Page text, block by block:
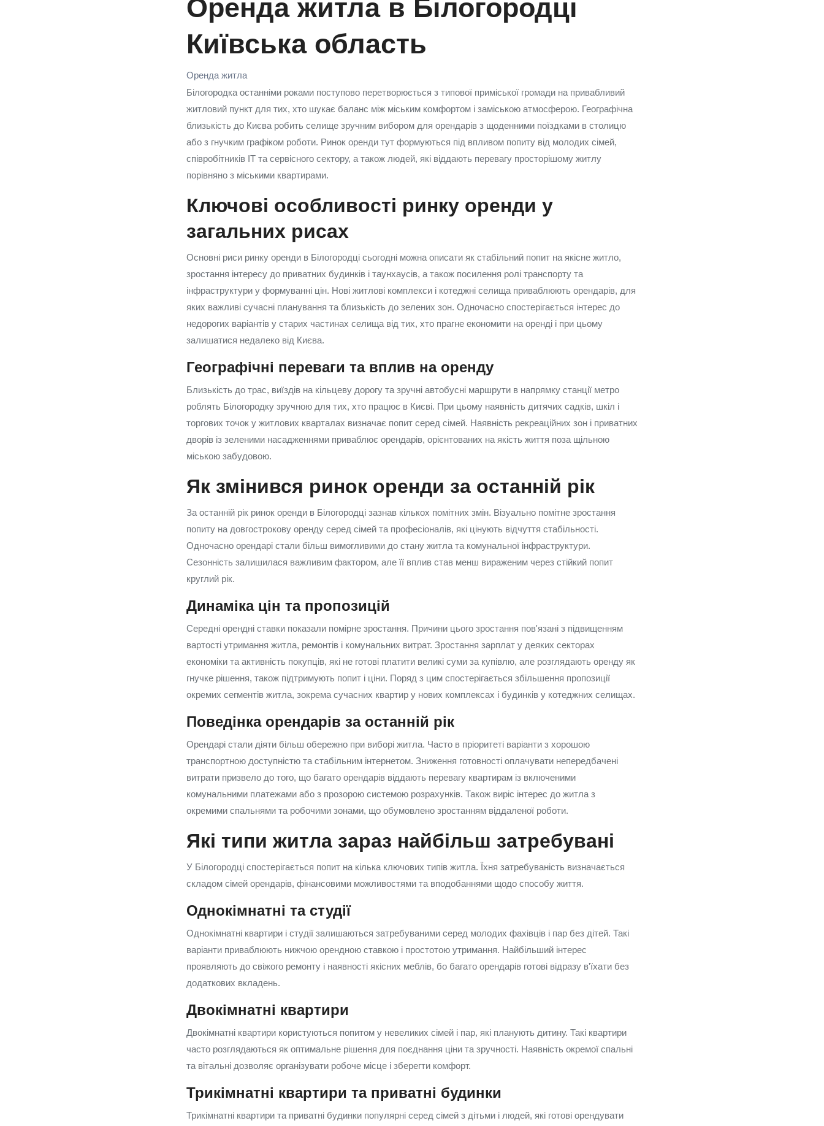
Оренда житла в Білогородці
Київська область
Оренда житла
Білогородка останніми роками поступово перетворюється з типової приміської громади на привабливий
житловий пункт для тих, хто шукає баланс між міським комфортом і заміською атмосферою. Географічна
близькість до Києва робить селище зручним вибором для орендарів з щоденними поїздками в столицю
або з гнучким графіком роботи. Ринок оренди тут формуються під впливом попиту від молодих сімей,
співробітників IT та сервісного сектору, а також людей, які віддають перевагу просторішому житлу
порівняно з міськими квартирами.
Ключові особливості ринку оренди у
загальних рисах
Основні риси ринку оренди в Білогородці сьогодні можна описати як стабільний попит на якісне житло,
зростання інтересу до приватних будинків і таунхаусів, а також посилення ролі транспорту та
інфраструктури у формуванні цін. Нові житлові комплекси і котеджні селища приваблюють орендарів, для
яких важливі сучасні планування та близькість до зелених зон. Одночасно спостерігається інтерес до
недорогих варіантів у старих частинах селища від тих, хто прагне економити на оренді і при цьому
залишатися недалеко від Києва.
Географічні переваги та вплив на оренду
Близькість до трас, виїздів на кільцеву дорогу та зручні автобусні маршрути в напрямку станції метро
роблять Білогородку зручною для тих, хто працює в Києві. При цьому наявність дитячих садків, шкіл і
торгових точок у житлових кварталах визначає попит серед сімей. Наявність рекреаційних зон і приватних
дворів із зеленими насадженнями приваблює орендарів, орієнтованих на якість життя поза щільною
міською забудовою.
Як змінився ринок оренди за останній рік
За останній рік ринок оренди в Білогородці зазнав кількох помітних змін. Візуально помітне зростання
попиту на довгострокову оренду серед сімей та професіоналів, які цінують відчуття стабільності.
Одночасно орендарі стали більш вимогливими до стану житла та комунальної інфраструктури.
Сезонність залишилася важливим фактором, але її вплив став менш вираженим через стійкий попит
круглий рік.
Динаміка цін та пропозицій
Середні орендні ставки показали помірне зростання. Причини цього зростання пов'язані з підвищенням
вартості утримання житла, ремонтів і комунальних витрат. Зростання зарплат у деяких секторах
економіки та активність покупців, які не готові платити великі суми за купівлю, але розглядають оренду як
гнучке рішення, також підтримують попит і ціни. Поряд з цим спостерігається збільшення пропозиції
окремих сегментів житла, зокрема сучасних квартир у нових комплексах і будинків у котеджних селищах.
Поведінка орендарів за останній рік
Орендарі стали діяти більш обережно при виборі житла. Часто в пріоритеті варіанти з хорошою
транспортною доступністю та стабільним інтернетом. Зниження готовності оплачувати непередбачені
витрати призвело до того, що багато орендарів віддають перевагу квартирам із включеними
комунальними платежами або з прозорою системою розрахунків. Також виріс інтерес до житла з
окремими спальнями та робочими зонами, що обумовлено зростанням віддаленої роботи.
Які типи житла зараз найбільш затребувані
У Білогородці спостерігається попит на кілька ключових типів житла. Їхня затребуваність визначається
складом сімей орендарів, фінансовими можливостями та вподобаннями щодо способу життя.
Однокімнатні та студії
Однокімнатні квартири і студії залишаються затребуваними серед молодих фахівців і пар без дітей. Такі
варіанти приваблюють нижчою орендною ставкою і простотою утримання. Найбільший інтерес
проявляють до свіжого ремонту і наявності якісних меблів, бо багато орендарів готові відразу в'їхати без
додаткових вкладень.
Двокімнатні квартири
Двокімнатні квартири користуються попитом у невеликих сімей і пар, які планують дитину. Такі квартири
часто розглядаються як оптимальне рішення для поєднання ціни та зручності. Наявність окремої спальні
та вітальні дозволяє організувати робоче місце і зберегти комфорт.
Трикімнатні квартири та приватні будинки
Трикімнатні квартири та приватні будинки популярні серед сімей з дітьми і людей, які готові орендувати